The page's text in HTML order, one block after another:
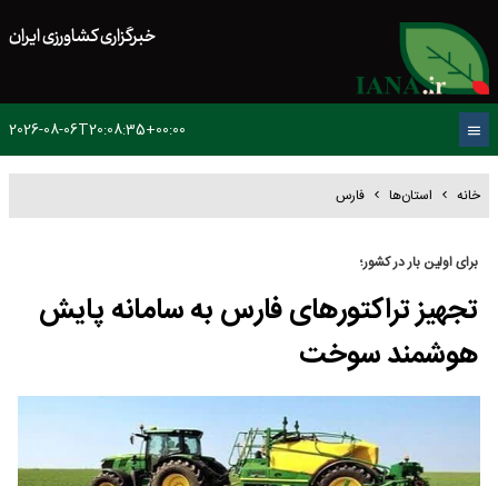
خبرگزاری کشاورزی ایران
2026-08-06T20:08:35+00:00
خانه استان‌ها فارس
برای اولین بار در کشور؛
تجهیز تراکتورهای فارس به سامانه پایش
هوشمند سوخت